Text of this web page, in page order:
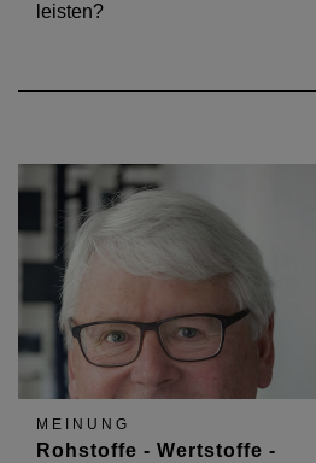
leisten?
MEINUNG
Rohstoffe - Wertstoffe -